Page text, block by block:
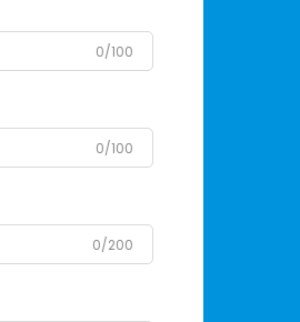
0/100
0/100
0/200